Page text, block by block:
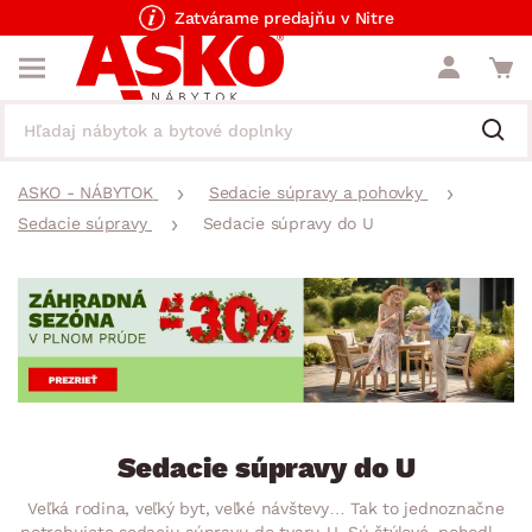
Zatvárame predajňu v Nitre
ASKO - NÁBYTOK
Sedacie súpravy a pohovky
Sedacie súpravy
Sedacie súpravy do U
Sedacie súpravy do U
Veľká rodina, veľký byt, veľké návštevy… Tak to jednoznačne